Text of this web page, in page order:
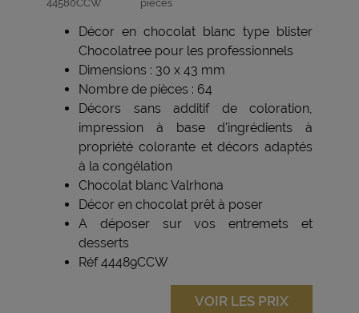
44580CCW
pièces
Décor en chocolat blanc type blister
Chocolatree pour les professionnels
Dimensions : 30 x 43 mm
Nombre de pièces : 64
Décors sans additif de coloration,
impression à base d'ingrédients à
propriété colorante et décors adaptés
à la congélation
Chocolat blanc Valrhona
Décor en chocolat prêt à poser
A déposer sur vos entremets et
desserts
Réf 44489CCW
VOIR LES PRIX